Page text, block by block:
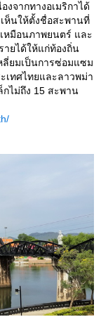
จากทางอเมริกาได้
ห็นให้ตั้งชื่อสะพานที่
หมือนภาพยนตร์ และ
ายได้ให้แก่ท้องถิ่น
ลี่ยมเป็นการซ่อมแซม
เทศไทยและลาวพม่า
ไม่ถึง 15 สะพาน